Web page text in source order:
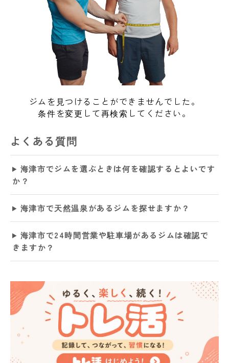
ジムを見つけることができませんでした。
条件を変更して再検索してください。
よくある質問
海津市でジムを選ぶときは何を確認するとよいです
か？
海津市で天然温泉があるジムを探せますか？
海津市で24時間営業や駐車場があるジムは確認で
きますか？